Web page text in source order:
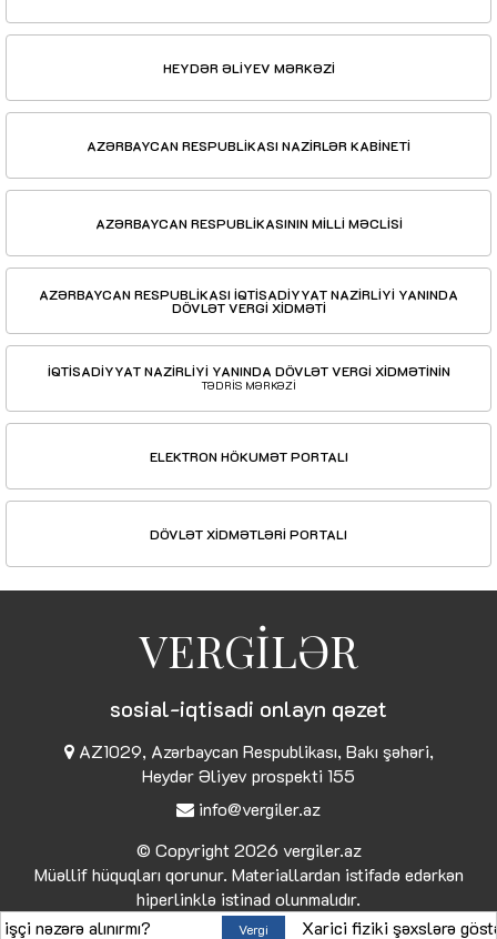
HEYDƏR ƏLİYEV MƏRKƏZİ
AZƏRBAYCAN RESPUBLİKASI NAZİRLƏR KABİNETİ
AZƏRBAYCAN RESPUBLİKASININ MİLLİ MƏCLİSİ
AZƏRBAYCAN RESPUBLİKASI İQTİSADİYYAT NAZİRLİYİ YANINDA
DÖVLƏT VERGİ XİDMƏTİ
İQTİSADİYYAT NAZİRLİYİ YANINDA DÖVLƏT VERGİ XİDMƏTİNİN
TƏDRİS MƏRKƏZİ
ELEKTRON HÖKUMƏT PORTALI
DÖVLƏT XİDMƏTLƏRİ PORTALI
VERGİLƏR
sosial-iqtisadi onlayn qəzet
AZ1029, Azərbaycan Respublikası, Bakı şəhəri,
Heydər Əliyev prospekti 155
info@vergiler.az
© Copyright 2026 vergiler.az
Müəllif hüquqları qorunur. Materiallardan istifadə edərkən
hiperlinklə istinad olunmalıdır.
alınırmı?
Xarici fiziki şəxslərə göstərilən